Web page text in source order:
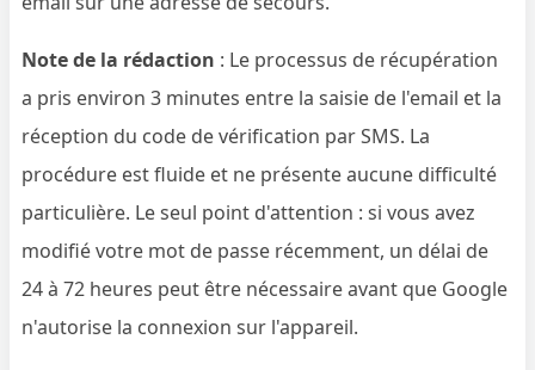
Note de la rédaction : Le processus de récupération
a pris environ 3 minutes entre la saisie de l'email et la
réception du code de vérification par SMS. La
procédure est fluide et ne présente aucune difficulté
particulière. Le seul point d'attention : si vous avez
modifié votre mot de passe récemment, un délai de
24 à 72 heures peut être nécessaire avant que Google
n'autorise la connexion sur l'appareil.